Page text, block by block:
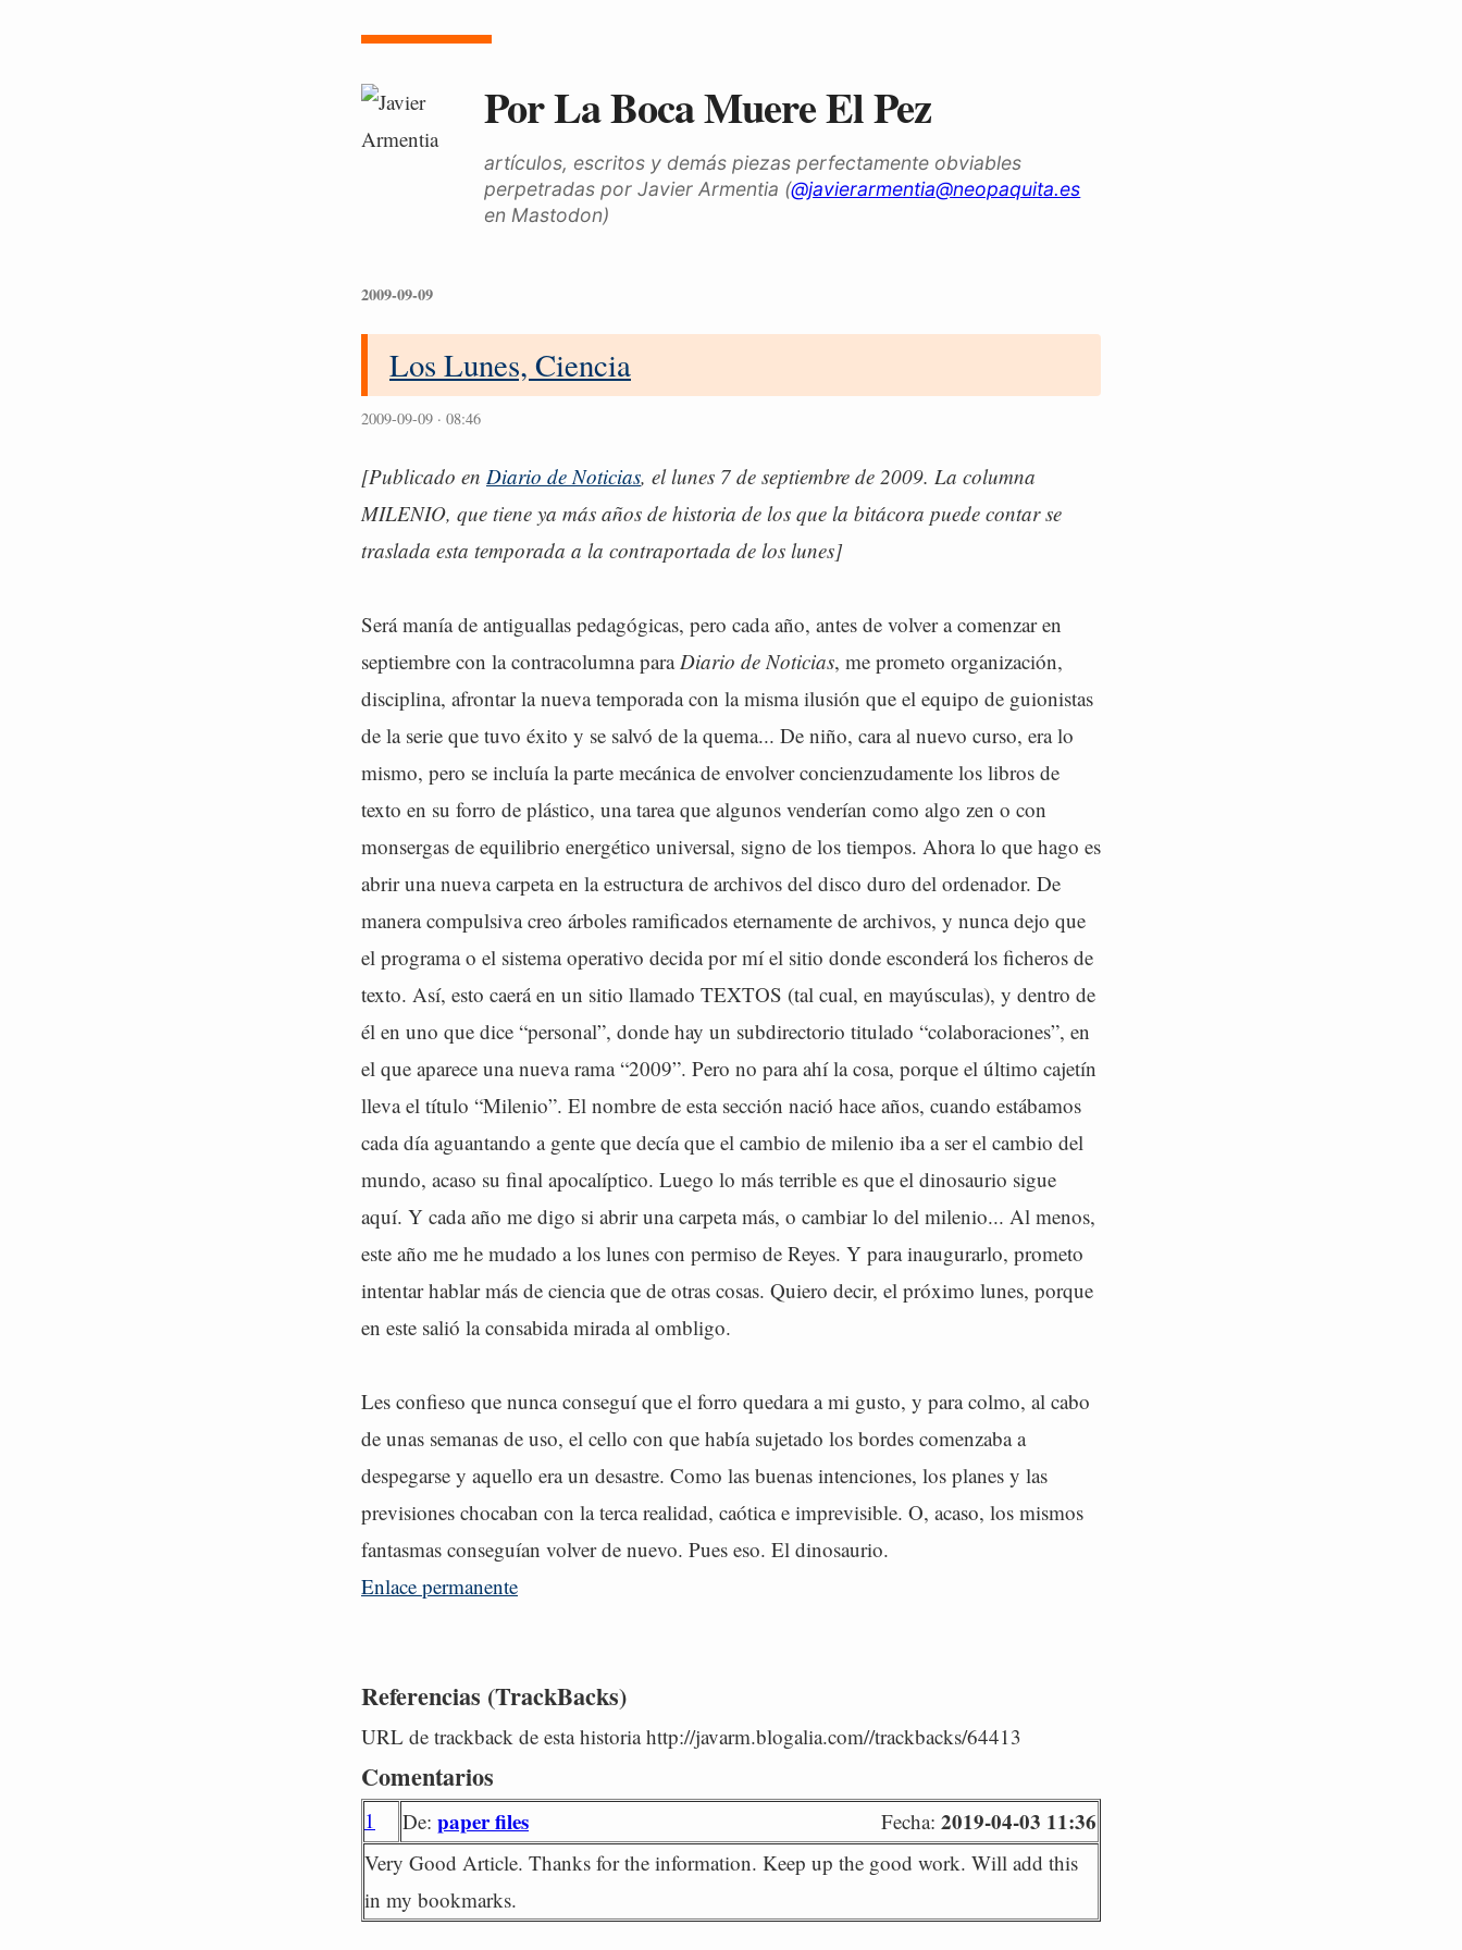
Por La Boca Muere El Pez
artículos, escritos y demás piezas perfectamente obviables
perpetradas por Javier Armentia (@javierarmentia@neopaquita.es
en Mastodon)
2009-09-09
Los Lunes, Ciencia
2009-09-09 · 08:46
[Publicado en Diario de Noticias, el lunes 7 de septiembre de 2009. La columna
MILENIO, que tiene ya más años de historia de los que la bitácora puede contar se
traslada esta temporada a la contraportada de los lunes]
Será manía de antiguallas pedagógicas, pero cada año, antes de volver a comenzar en
septiembre con la contracolumna paraDiario de Noticias, me prometo organización,
disciplina, afrontar la nueva temporada con la misma ilusión que el equipo de guionistas
de la serie que tuvo éxito y se salvó de la quema... De niño, cara al nuevo curso, era lo
mismo, pero se incluía la parte mecánica de envolver concienzudamente los libros de
texto en su forro de plástico, una tarea que algunos venderían como algo zen o con
monsergas de equilibrio energético universal, signo de los tiempos. Ahora lo que hago es
abrir una nueva carpeta en la estructura de archivos del disco duro del ordenador. De
manera compulsiva creo árboles ramificados eternamente de archivos, y nunca dejo que
el programa o el sistema operativo decida por mí el sitio donde esconderá los ficheros de
texto. Así, esto caerá en un sitio llamado TEXTOS (tal cual, en mayúsculas), y dentro de
él en uno que dice “personal”, donde hay un subdirectorio titulado “colaboraciones”, en
el que aparece una nueva rama “2009”. Pero no para ahí la cosa, porque el último cajetín
lleva el título “Milenio”. El nombre de esta sección nació hace años, cuando estábamos
cada día aguantando a gente que decía que el cambio de milenio iba a ser el cambio del
mundo, acaso su final apocalíptico. Luego lo más terrible es que el dinosaurio sigue
aquí. Y cada año me digo si abrir una carpeta más, o cambiar lo del milenio... Al menos,
este año me he mudado a los lunes con permiso de Reyes. Y para inaugurarlo, prometo
intentar hablar más de ciencia que de otras cosas. Quiero decir, el próximo lunes, porque
en este salió la consabida mirada al ombligo.
Les confieso que nunca conseguí que el forro quedara a mi gusto, y para colmo, al cabo
de unas semanas de uso, el cello con que había sujetado los bordes comenzaba a
despegarse y aquello era un desastre. Como las buenas intenciones, los planes y las
previsiones chocaban con la terca realidad, caótica e imprevisible. O, acaso, los mismos
fantasmas conseguían volver de nuevo. Pues eso. El dinosaurio.
Enlace permanente
Referencias (TrackBacks)
URL de trackback de esta historia http://javarm.blogalia.com//trackbacks/64413
Comentarios
1 De: paper files Fecha: 2019-04-03 11:36
Very Good Article. Thanks for the information. Keep up the good work. Will add this
in my bookmarks.